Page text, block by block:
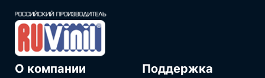
О компании Поддержка